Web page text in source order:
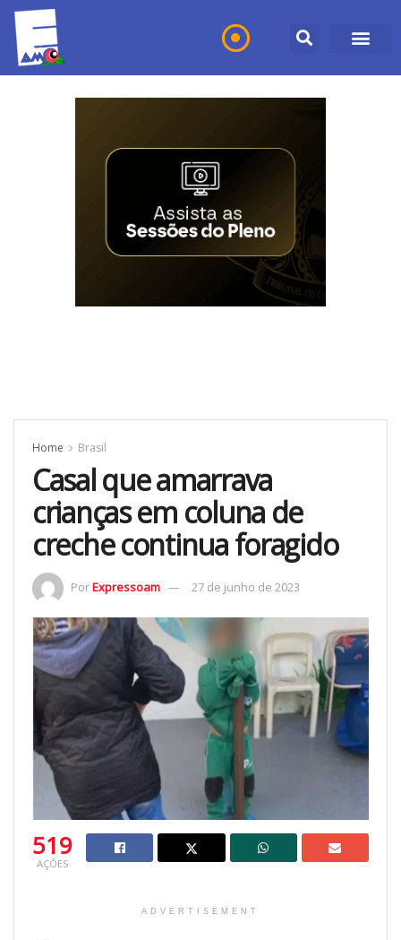
Home Brasil
Casal que amarrava
crianças em coluna de
creche continua foragido
PorExpressoam 27 de junho de 2023
519
AÇÕES
ADVERTISEMENT